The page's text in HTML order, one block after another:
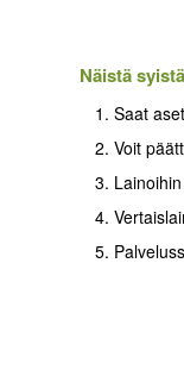
Näistä
Saat
Voit